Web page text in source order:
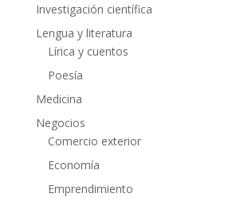
Investigación científica
Lengua y literatura
Lírica y cuentos
Poesía
Medicina
Negocios
Comercio exterior
Economía
Emprendimiento